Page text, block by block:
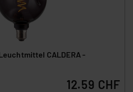
CALDERA -
12.59 CHF